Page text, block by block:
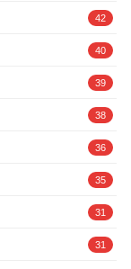
がない童貞。よく
超える。■こんな性
好きな人！（母親
てくれる優しいお母
に届け！・真面目な
が見たい人・こん
定好きな人！・母と
/巨乳/母子/熟女/ぽ
73ページ）2.本編セ
読みください.txt■
キャラクターは全
る人物・設定・団
の方の閲覧、譲渡
担当声
42
40
39
38
36
35
31
31